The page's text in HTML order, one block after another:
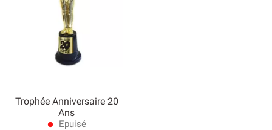
Trophée Anniversaire 20
Ans
lens Epuisé